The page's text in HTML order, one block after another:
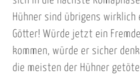
Hühner sind übrigens wirklich
Götter! Würde jetzt ein
kommen, würde er sicher
die meisten der Hühner